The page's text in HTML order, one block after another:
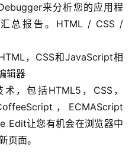
来分析您的应用程
总报告。HTML / CSS /
，CSS和JavaScript相
辑器
，包括HTML5，CSS，
，ECMAScript
Edit让您有机会在浏览器中
页面。